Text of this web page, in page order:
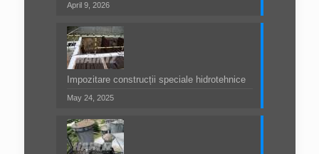
April 9, 2026
Impozitare construcții speciale hidrotehnice
May 24, 2025